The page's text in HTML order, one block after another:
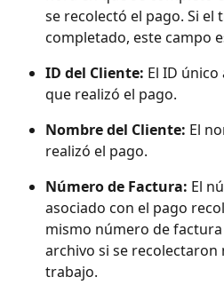
se recolectó el pago. Si el
completado, este campo
ID del Cliente: El ID
que realizó el pago.
Nombre del Cliente: El
realizó el pago.
Número de Factura: El
asociado con el pago
mismo número de
archivo si se recolectaron
trabajo.